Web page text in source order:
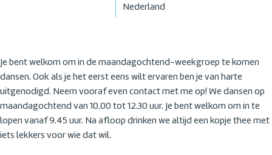
Nederland
Je bent welkom om in de maandagochtend-weekgroep te komen
dansen. Ook als je het eerst eens wilt ervaren ben je van harte
uitgenodigd. Neem vooraf even contact met me op! We dansen op
maandagochtend van 10.00 tot 12.30 uur. Je bent welkom om in te
lopen vanaf 9.45 uur. Na afloop drinken we altijd een kopje thee met
iets lekkers voor wie dat wil.